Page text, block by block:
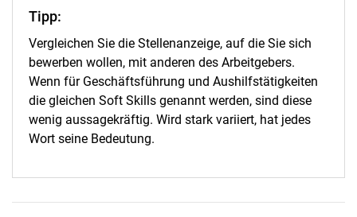
Tipp:
Vergleichen Sie die Stellenanzeige, auf die Sie sich
bewerben wollen, mit anderen des Arbeitgebers.
Wenn für Geschäftsführung und Aushilfstätigkeiten
die gleichen Soft Skills genannt werden, sind diese
wenig aussagekräftig. Wird stark variiert, hat jedes
Wort seine Bedeutung.